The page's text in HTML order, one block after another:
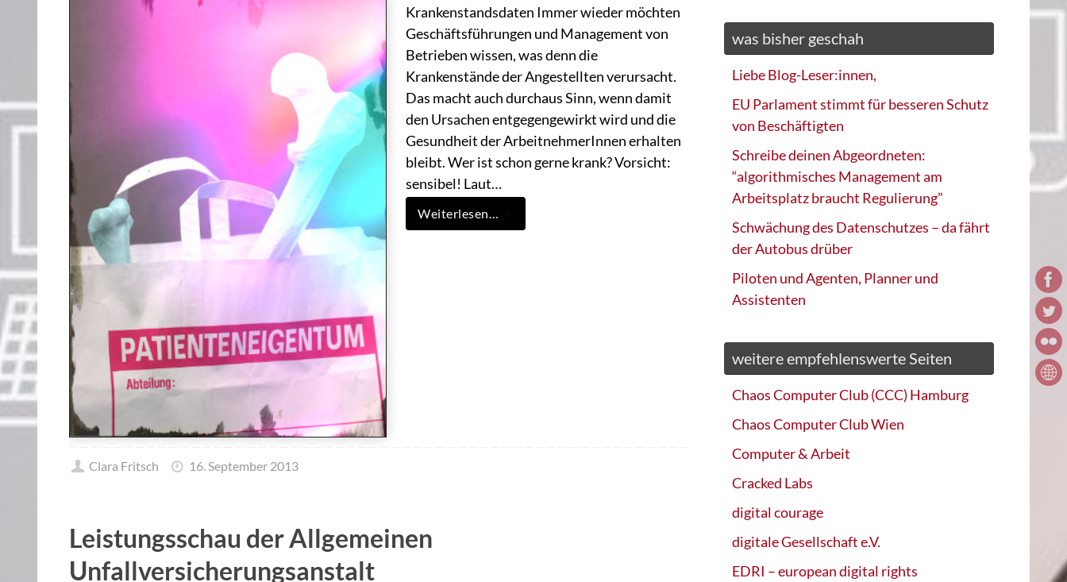
Krankenstandsdaten Immer wieder möchten
Geschäftsführungen und Management von
Betrieben wissen, was denn die
Krankenstände der Angestellten verursacht.
Das macht auch durchaus Sinn, wenn damit
den Ursachen entgegengewirkt wird und die
Gesundheit der ArbeitnehmerInnen erhalten
bleibt. Wer ist schon gerne krank? Vorsicht:
sensibel! Laut…
Weiterlesen…
Clara Fritsch 16. September 2013
Leistungsschau der Allgemeinen
Unfallversicherungsanstalt
was bisher geschah
Liebe Blog-Leser:innen,
EU Parlament stimmt für besseren Schutz
von Beschäftigten
Schreibe deinen Abgeordneten:
“algorithmisches Management am
Arbeitsplatz braucht Regulierung”
Schwächung des Datenschutzes – da fährt
der Autobus drüber
Piloten und Agenten, Planner und
Assistenten
weitere empfehlenswerte Seiten
Chaos Computer Club (CCC) Hamburg
Chaos Computer Club Wien
Computer & Arbeit
Cracked Labs
digital courage
digitale Gesellschaft e.V.
EDRI – european digital rights